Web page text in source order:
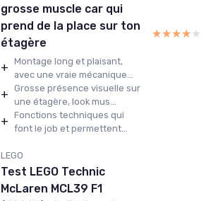
grosse muscle car qui
prend de la place sur ton
étagère
+ Montage long et plaisant,
avec une vraie mécanique...
+ Grosse présence visuelle sur
une étagère, look mus...
+ Fonctions techniques qui
font le job et permettent...
★★★★★
★★★★★
LEGO
Test LEGO Technic
McLaren MCL39 F1